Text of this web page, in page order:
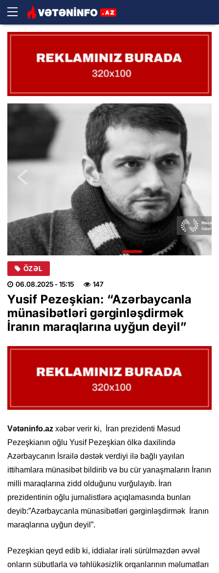
ÖZƏL
06.08.2025- 15:15 147
Yusif Pezeşkian: “Azərbaycanla
münasibətləri gərginləşdirmək
İranın maraqlarına uyğun deyil”
Vətəninfo.az xəbər verir ki, İran prezidenti Məsud
Pezeşkianın oğlu Yusif Pezeşkian ölkə daxilində
Azərbaycanın İsrailə dəstək verdiyi ilə bağlı yayılan
ittihamlara münasibət bildirib və bu cür yanaşmaların İranın
milli maraqlarına zidd olduğunu vurğulayıb. İran
prezidentinin oğlu jurnalistlərə açıqlamasında bunları
deyib:”Azərbaycanla münasibətləri gərginləşdirmək İranın
maraqlarına uyğun deyil”.
Pezeşkian qeyd edib ki, iddialar irəli sürülməzdən əvvəl
onların sübutlarla və təhlükəsizlik orqanlarının məlumatları